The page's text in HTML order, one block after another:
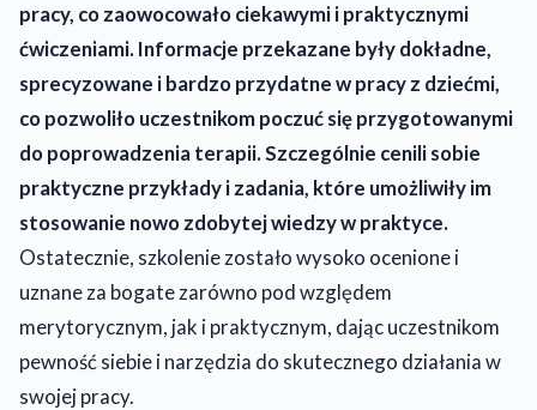
pracy, co zaowocowało ciekawymi i praktycznymi
ćwiczeniami. Informacje przekazane były dokładne,
sprecyzowane i bardzo przydatne w pracy z dziećmi,
co pozwoliło uczestnikom poczuć się przygotowanymi
do poprowadzenia terapii. Szczególnie cenili sobie
praktyczne przykłady i zadania, które umożliwiły im
stosowanie nowo zdobytej wiedzy w praktyce.
Ostatecznie, szkolenie zostało wysoko ocenione i
uznane za bogate zarówno pod względem
merytorycznym, jak i praktycznym, dając uczestnikom
pewność siebie i narzędzia do skutecznego działania w
swojej pracy.